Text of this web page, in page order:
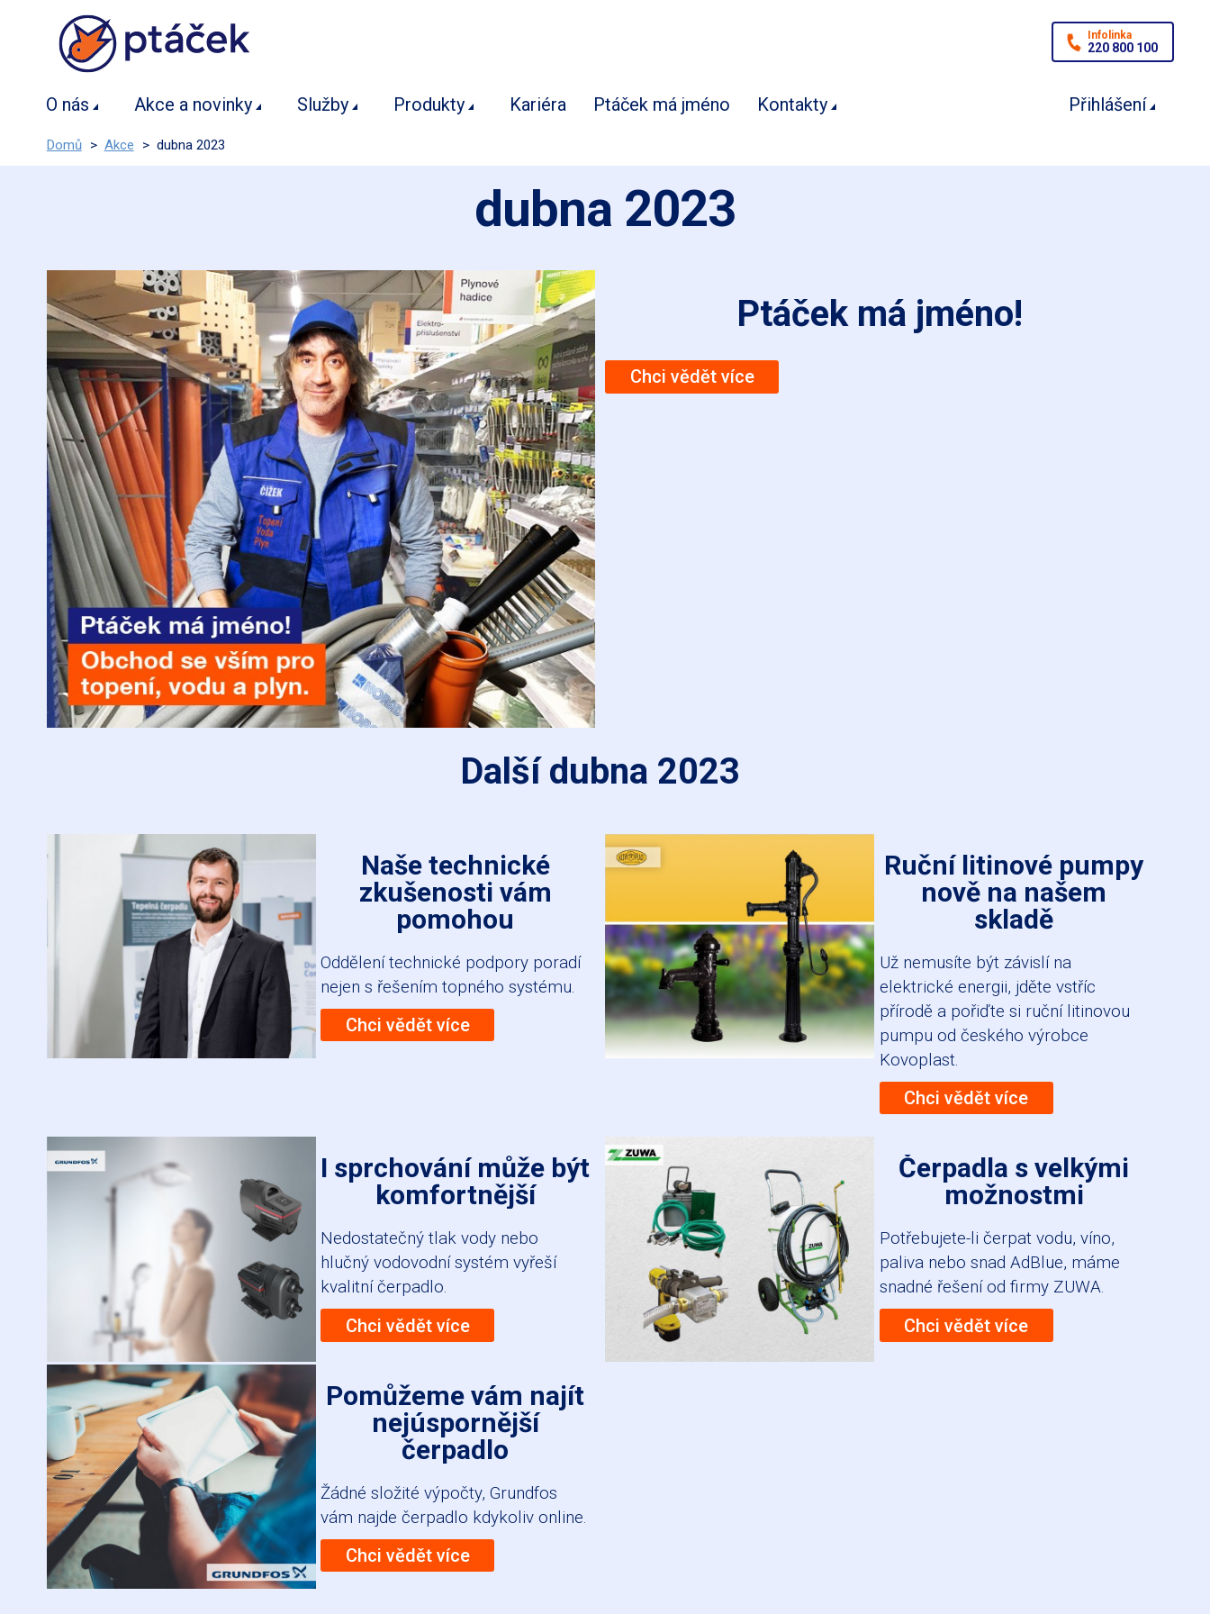
Infolinka
220 800 100
Přihlášení
O nás Akce a novinky Služby Produkty Kariéra Ptáček má jméno Kontakty
Domů > Akce > dubna 2023
dubna 2023
Ptáček má jméno!
Chci vědět více
Další dubna 2023
Naše technické
zkušenosti vám
pomohou
Oddělení technické podpory poradí
nejen s řešením topného systému.
Chci vědět více
Ruční litinové pumpy
nově na našem
skladě
Už nemusíte být závislí na
elektrické energii, jděte vstříc
přírodě a pořiďte si ruční litinovou
pumpu od českého výrobce
Kovoplast.
Chci vědět více
I sprchování může být
komfortnější
Nedostatečný tlak vody nebo
hlučný vodovodní systém vyřeší
kvalitní čerpadlo.
Chci vědět více
Čerpadla s velkými
možnostmi
Potřebujete-li čerpat vodu, víno,
paliva nebo snad AdBlue, máme
snadné řešení od firmy ZUWA.
Chci vědět více
Pomůžeme vám najít
nejúspornější
čerpadlo
Žádné složité výpočty, Grundfos
vám najde čerpadlo kdykoliv online.
Chci vědět více